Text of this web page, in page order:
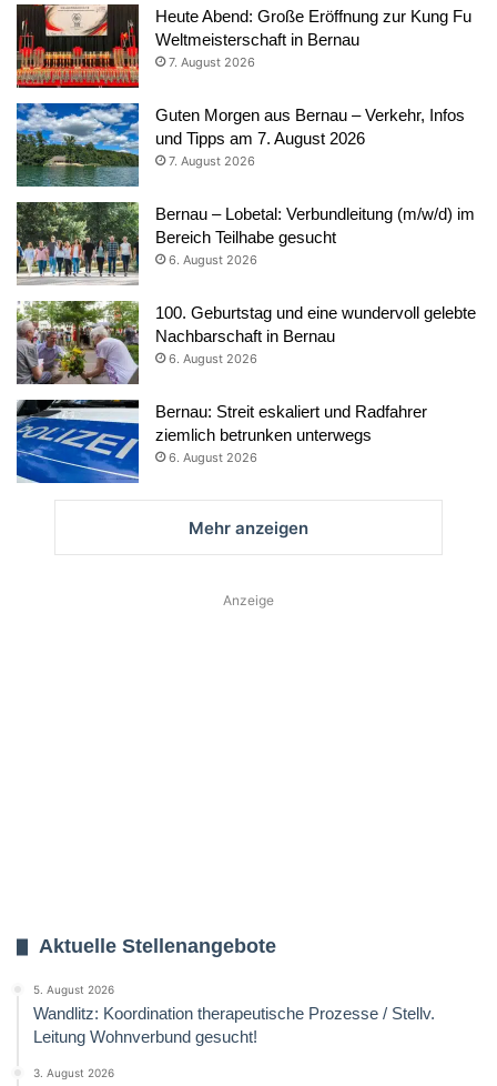
Heute Abend: Große Eröffnung zur Kung Fu
Weltmeisterschaft in Bernau
7. August 2026
Guten Morgen aus Bernau – Verkehr, Infos
und Tipps am 7. August 2026
7. August 2026
Bernau – Lobetal: Verbundleitung (m/w/d) im
Bereich Teilhabe gesucht
6. August 2026
100. Geburtstag und eine wundervoll gelebte
Nachbarschaft in Bernau
6. August 2026
Bernau: Streit eskaliert und Radfahrer
ziemlich betrunken unterwegs
6. August 2026
Mehr anzeigen
Anzeige
Aktuelle Stellenangebote
5. August 2026
Wandlitz: Koordination therapeutische Prozesse / Stellv.
Leitung Wohnverbund gesucht!
3. August 2026